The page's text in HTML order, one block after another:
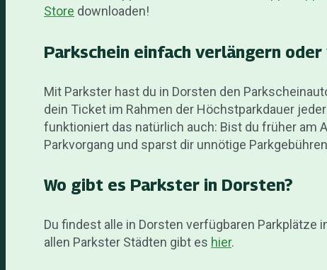
Store downloaden!
Parkschein einfach verlängern
Mit Parkster hast du in Dorsten den
dein Ticket im Rahmen der Höchstparkdauer
funktioniert das natürlich auch: Bist du früher am
Parkvorgang und sparst dir unnötige
Wo gibt es Parkster in Dorsten?
Du findest alle in Dorsten verfügbaren Parkplätze
allen Parkster Städten gibt es hier.